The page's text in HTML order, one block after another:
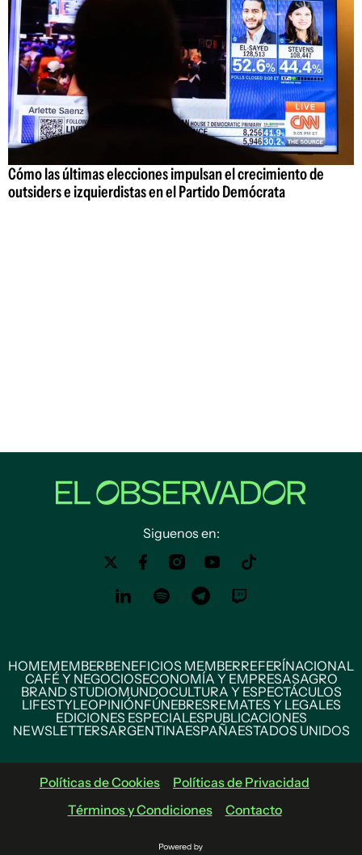
Cómo las últimas elecciones impulsan el crecimiento de
outsiders e izquierdistas en el Partido Demócrata
Siguenos en:
HOMEMEMBERBENEFICIOS MEMBERREFERÍNACIONAL
CAFÉ Y NEGOCIOSECONOMÍA Y EMPRESASAGRO
BRAND STUDIOMUNDOCULTURA Y ESPECTÁCULOS
LIFESTYLEOPINIÓNFÚNEBRESREMATES Y LEGALES
EDICIONES ESPECIALESPUBLICACIONES
NEWSLETTERSARGENTINAESPAÑAESTADOS UNIDOS
Políticas de Cookies
Políticas de Privacidad
Términos y Condiciones
Contacto